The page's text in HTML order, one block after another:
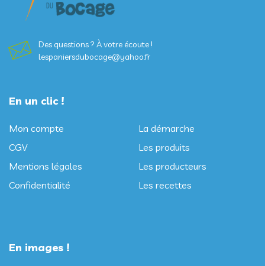
Des questions ? À votre écoute !
lespaniersdubocage@yahoo.fr
En un clic !
Mon compte
CGV
Mentions légales
Confidentialité
La démarche
Les produits
Les producteurs
Les recettes
En images !